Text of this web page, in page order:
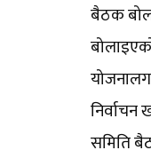
बैठक
समिति